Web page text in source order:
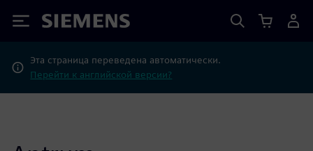
Siemens
Эта страница переведена автоматически.
Перейти к английской версии?